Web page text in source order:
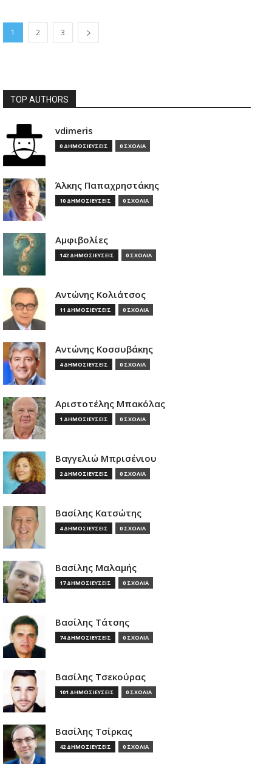
1 2 3
TOP AUTHORS
vdimeris
0 ΔΗΜΟΣΙΕΥΣΕΙΣ 0 ΣΧΟΛΙΑ
Άλκης Παπαχρηστάκης
10 ΔΗΜΟΣΙΕΥΣΕΙΣ 0 ΣΧΟΛΙΑ
Αμφιβολίες
142 ΔΗΜΟΣΙΕΥΣΕΙΣ 0 ΣΧΟΛΙΑ
Αντώνης Κολιάτσος
11 ΔΗΜΟΣΙΕΥΣΕΙΣ 0 ΣΧΟΛΙΑ
Αντώνης Κοσσυβάκης
4 ΔΗΜΟΣΙΕΥΣΕΙΣ 0 ΣΧΟΛΙΑ
Αριστοτέλης Μπακόλας
1 ΔΗΜΟΣΙΕΥΣΕΙΣ 0 ΣΧΟΛΙΑ
Βαγγελιώ Μπρισένιου
2 ΔΗΜΟΣΙΕΥΣΕΙΣ 0 ΣΧΟΛΙΑ
Βασίλης Κατσώτης
4 ΔΗΜΟΣΙΕΥΣΕΙΣ 0 ΣΧΟΛΙΑ
Βασίλης Μαλαμής
17 ΔΗΜΟΣΙΕΥΣΕΙΣ 0 ΣΧΟΛΙΑ
Βασίλης Τάτσης
74 ΔΗΜΟΣΙΕΥΣΕΙΣ 0 ΣΧΟΛΙΑ
Βασίλης Τσεκούρας
101 ΔΗΜΟΣΙΕΥΣΕΙΣ 0 ΣΧΟΛΙΑ
Βασίλης Τσίρκας
42 ΔΗΜΟΣΙΕΥΣΕΙΣ 0 ΣΧΟΛΙΑ